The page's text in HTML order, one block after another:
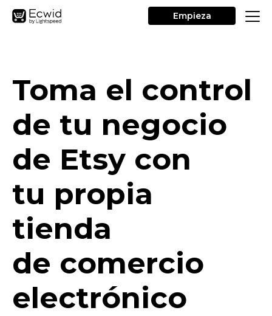
Empieza
Toma el control
de tu negocio
de Etsy con
tu propia
tienda
de comercio
electrónico